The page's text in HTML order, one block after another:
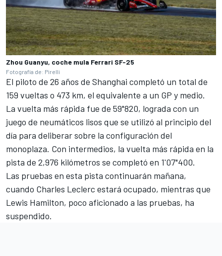
Zhou Guanyu, coche mula Ferrari SF-25
Fotografía de: Pirelli
El piloto de 26 años de Shanghai completó un total de
159 vueltas o 473 km, el equivalente a un GP y medio.
La vuelta más rápida fue de 59"820, lograda con un
juego de neumáticos lisos que se utilizó al principio del
día para deliberar sobre la configuración del
monoplaza. Con intermedios, la vuelta más rápida en la
pista de 2,976 kilómetros se completó en 1'07"400.
Las pruebas en esta pista continuarán mañana,
cuando Charles Leclerc estará ocupado, mientras que
Lewis Hamilton, poco aficionado a las pruebas, ha
suspendido.